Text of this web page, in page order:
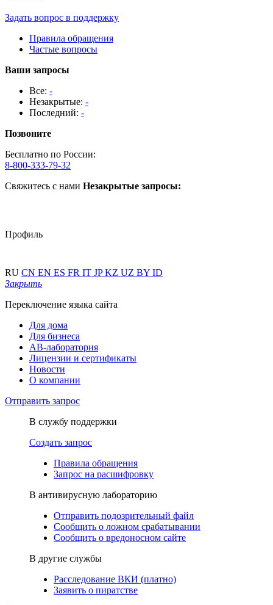
Задать вопрос в поддержку
Правила обращения
Частые вопросы
Ваши запросы
Все: -
Незакрытые: -
Последний: -
Позвоните
Бесплатно по России:
8-800-333-79-32
Свяжитесь с нами Незакрытые запросы:
Профиль
RU CN EN ES FR IT JPKZ UZ BY ID
Закрыть
Переключение языка сайта
Для дома
Для бизнеса
АВ-лаборатория
Лицензии и сертификаты
Новости
О компании
Отправить запрос
В службу поддержки
Создать запрос
Правила обращения
Запрос на расшифровку
В антивирусную лабораторию
Отправить подозрительный файл
Сообщить о ложном срабатывании
Сообщить о вредоносном сайте
В другие службы
Расследование ВКИ (платно)
Заявить о пиратстве